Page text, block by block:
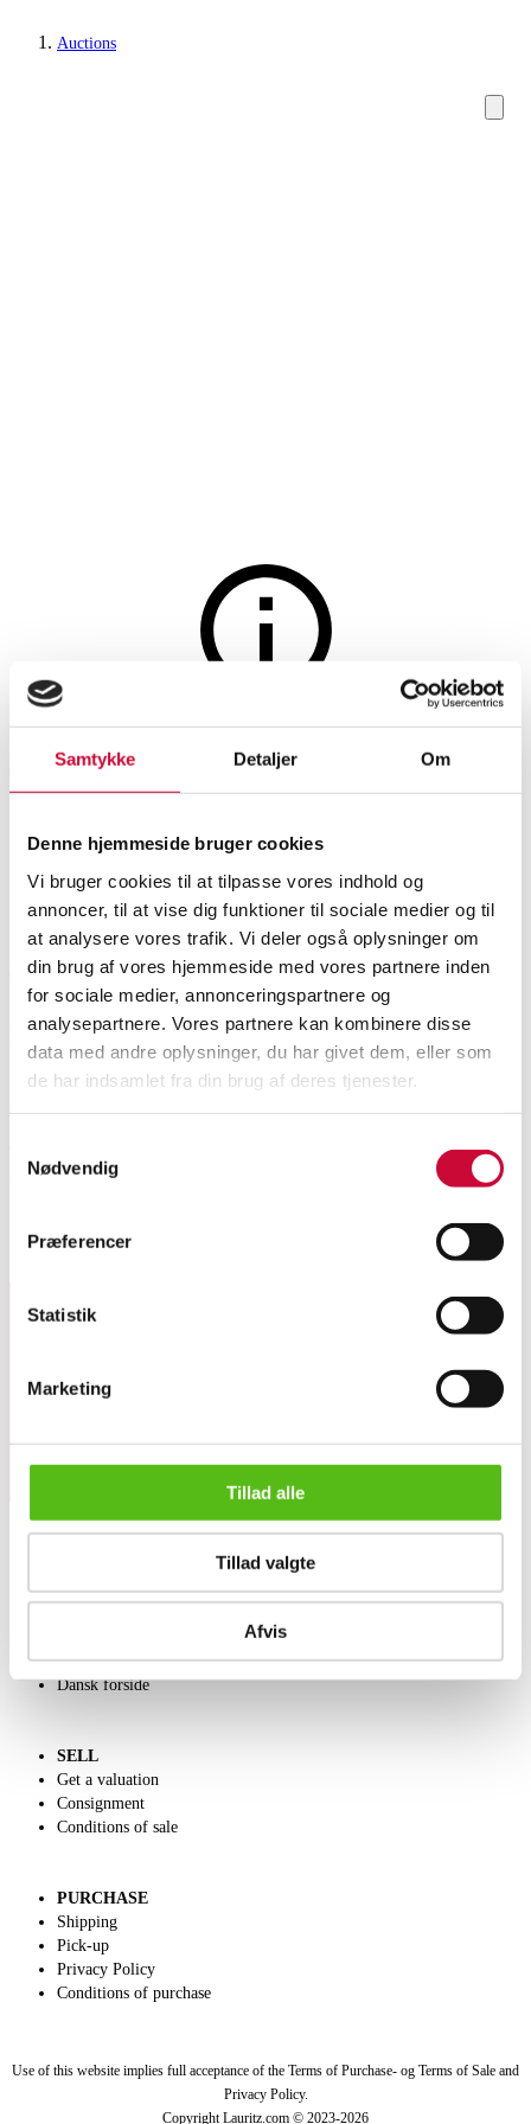
Samtykke Detaljer Om
Denne hjemmeside bruger cookies
Vi bruger cookies til at tilpasse vores indhold og
annoncer, til at vise dig funktioner til sociale medier og til
at analysere vores trafik. Vi deler også oplysninger om
din brug af vores hjemmeside med vores partnere inden
for sociale medier, annonceringspartnere og
analysepartnere. Vores partnere kan kombinere disse
data med andre oplysninger, du har givet dem, eller som
de har indsamlet fra din brug af deres tjenester.
Nødvendig
Præferencer
Statistik
Marketing
Tillad alle
Tillad valgte
Afvis
Auctions
Pendant lights
Tom Dixon London Pendant, 'Copper Shade' (3)
The auction is closed
Tom Dixon London Pendant,
'Copper Shade' (3)
SHOWROOM
Hørsholm
ESTIMATE
DKK 1,100
ITEM NUMBER
6495134
Description
Tom Dixon Pendant, 'Copper Shade' 3 pendants made of polycarbonate,
inside and coated with a thin layer of copper. H. 25 cm. 1 defective socket.
ABOUT US
Charity
Dansk forside
SELL
Get a valuation
Consignment
Conditions of sale
PURCHASE
Shipping
Pick-up
Privacy Policy
Conditions of purchase
Use of this website implies full acceptance of the Terms of Purchase- og Terms of Sale and
Privacy Policy.
Copyright Lauritz.com © 2023-2026